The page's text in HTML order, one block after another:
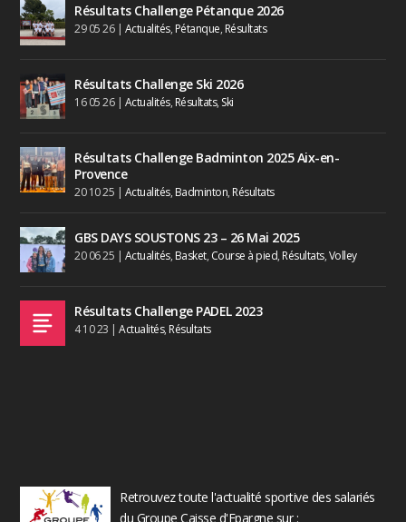
Résultats Challenge Pétanque 2026
29 05 26| Actualités, Pétanque, Résultats
Résultats Challenge Ski 2026
16 05 26| Actualités, Résultats, Ski
Résultats Challenge Badminton 2025 Aix-en-
Provence
20 10 25 | Actualités, Badminton, Résultats
GBS DAYS SOUSTONS 23 – 26 Mai 2025
20 06 25 | Actualités, Basket, Course à pied, Résultats,Volley
Résultats Challenge PADEL 2023
4 10 23 |Actualités, Résultats
Retrouvez toute l'actualité sportive des salariés
du Groupe Caisse d'Epargne sur :